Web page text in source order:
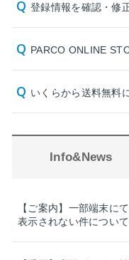
登録情報を確認・修
PARCO ONLINE
いくらから送料無料
Info&News
【ご案内】一部端末に
表示されない件について